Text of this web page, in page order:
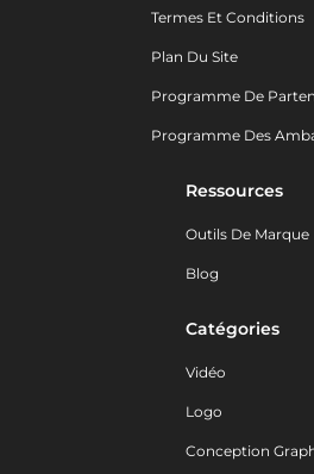
Termes Et Conditions
Plan Du Site
Programme De
Programme Des
Ressources
Outils De Marque
Blog
Catégories
Vidéo
Logo
Conception